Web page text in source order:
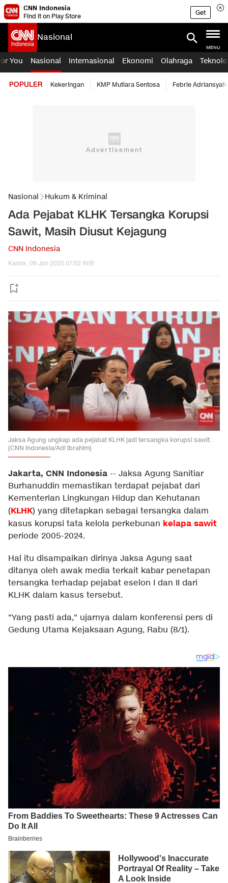
CNN Indonesia
Find it on Play Store
Get
Nasional
MENU
You Nasional Internasional Ekonomi Olahraga
POPULER Kekeringan KMP Mutiara Sentosa Febrie Adriansyah
Nasional Hukum & Kriminal
Ada Pejabat KLHK Tersangka Korupsi
Sawit, Masih Diusut Kejagung
CNN Indonesia
Kamis, 09 Jan 2025 07:52 WIB
Jaksa Agung ungkap ada pejabat KLHK jadi tersangka korupsi sawit.
(CNN Indonesia/Adi Ibrahim)
Jakarta, CNN Indonesia -- Jaksa Agung Sanitiar
Burhanuddin memastikan terdapat pejabat dari
Kementerian Lingkungan Hidup dan Kehutanan
(KLHK) yang ditetapkan sebagai tersangka dalam
kasus korupsi tata kelola perkebunan kelapa sawit
periode 2005-2024.
Hal itu disampaikan dirinya Jaksa Agung saat
ditanya oleh awak media terkait kabar penetapan
tersangka terhadap pejabat eselon I dan II dari
KLHK dalam kasus tersebut.
"Yang pasti ada," ujarnya dalam konferensi pers di
Gedung Utama Kejaksaan Agung, Rabu (8/1).